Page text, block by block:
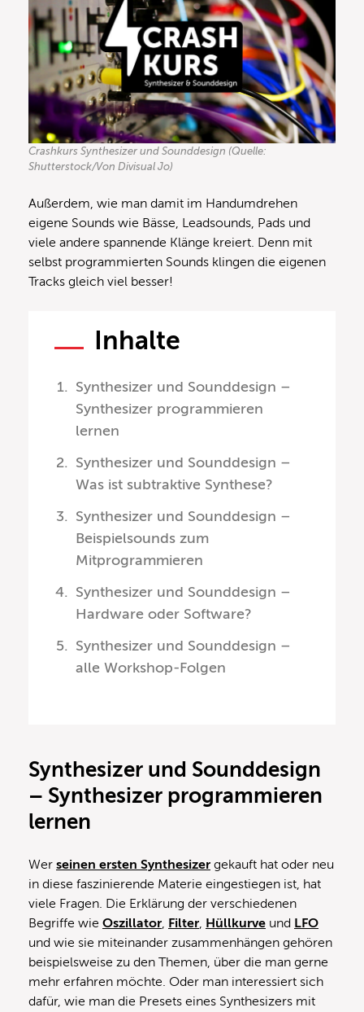
Crashkurs Synthesizer und Sounddesign (Quelle:
Shutterstock/Von Divisual Jo)
Außerdem, wie man damit im Handumdrehen
eigene Sounds wie Bässe, Leadsounds, Pads und
viele andere spannende Klänge kreiert. Denn mit
selbst programmierten Sounds klingen die eigenen
Tracks gleich viel besser!
Inhalte
Synthesizer und Sounddesign –
Synthesizer programmieren
lernen
Synthesizer und Sounddesign –
Was ist subtraktive Synthese?
Synthesizer und Sounddesign –
Beispielsounds zum
Mitprogrammieren
Synthesizer und Sounddesign –
Hardware oder Software?
Synthesizer und Sounddesign –
alle Workshop-Folgen
Synthesizer und Sounddesign
– Synthesizer programmieren
lernen
Wer seinen ersten Synthesizer gekauft hat oder neu
in diese faszinierende Materie eingestiegen ist, hat
viele Fragen. Die Erklärung der verschiedenen
Begriffe wie Oszillator, Filter, Hüllkurve und LFO
und wie sie miteinander zusammenhängen gehören
beispielsweise zu den Themen, über die man gerne
mehr erfahren möchte. Oder man interessiert sich
dafür, wie man die Presets eines Synthesizers mit